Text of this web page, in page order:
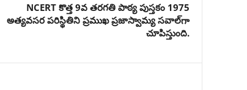
NCERT కొత్త 9వ తరగతి పాఠ్య పుస్తకం 1975
అత్యవసర పరిస్థితిని ప్రముఖ ప్రజాస్వామ్య సవాల్‌గా
చూపిస్తుంది.